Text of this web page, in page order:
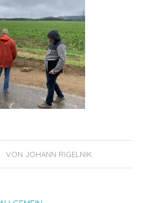
VON JOHANN RIGELNIK